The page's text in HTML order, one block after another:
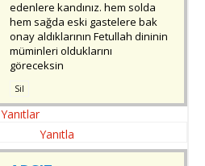
edenlere kandınız. hem solda
hem sağda eski gastelere bak
onay aldıklarının Fetullah dininin
müminleri olduklarını
göreceksin
Sil
Yanıtlar
Yanıtla